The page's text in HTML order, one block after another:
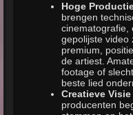
Hoge
brengen
cinematografie,
gepolijste video
premium,
de artiest.
footage of
beste lied
Creatieve
producenten